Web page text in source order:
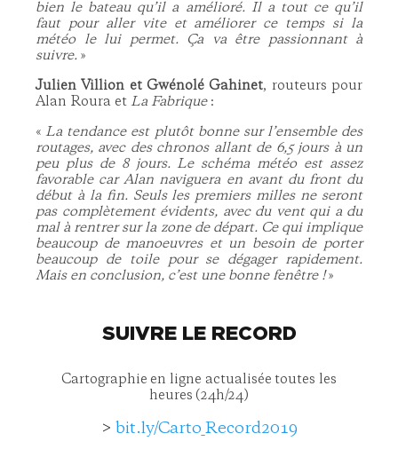
bien le bateau qu’il a amélioré. Il a tout ce qu’il
faut pour aller vite et améliorer ce temps si la
météo le lui permet. Ça va être passionnant à
suivre. »
Julien Villion et Gwénolé Gahinet, routeurs pour
Alan Roura et La Fabrique:
«La tendance est plutôt bonne sur l’ensemble des
routages, avec des chronos allant de 6,5 jours à un
peu plus de 8 jours. Le schéma météo est assez
favorable car Alan naviguera en avant du front du
début à la fin. Seuls les premiers milles ne seront
pas complètement évidents, avec du vent qui a du
mal à rentrer sur la zone de départ. Ce qui implique
beaucoup de manoeuvres et un besoin de porter
beaucoup de toile pour se dégager rapidement.
Mais en conclusion, c’est une bonne fenêtre !»
SUIVRE LE RECORD
Cartographie en ligne actualisée toutes les
heures (24h/24)
> bit.ly/Carto_Record2019